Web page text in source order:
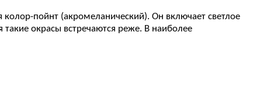
пойнт (акромеланический). Он включает светлое
окрасы встречаются реже. В наиболее